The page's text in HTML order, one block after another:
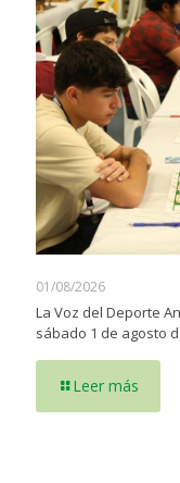
01/08/2026
La Voz del Deporte
sábado 1 de agosto
Leer más